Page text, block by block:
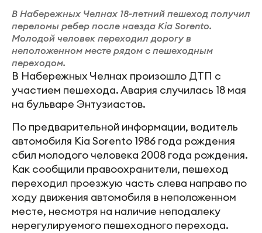
В Набережных Челнах 18-летний пешеход получил
переломы ребер после наезда Kia Sorento.
Молодой человек переходил дорогу в
неположенном месте рядом с пешеходным
переходом.
В Набережных Челнах произошло ДТП с
участием пешехода. Авария случилась 18 мая
на бульваре Энтузиастов.
По предварительной информации, водитель
автомобиля Kia Sorento 1986 года рождения
сбил молодого человека 2008 года рождения.
Как сообщили правоохранители, пешеход
переходил проезжую часть слева направо по
ходу движения автомобиля в неположенном
месте, несмотря на наличие неподалеку
нерегулируемого пешеходного перехода.